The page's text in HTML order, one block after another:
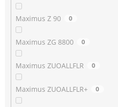
Maximus Z 90 0
Maximus ZG 8800 0
Maximus ZUOALLFLR 0
Maximus ZUOALLFLR+ 0